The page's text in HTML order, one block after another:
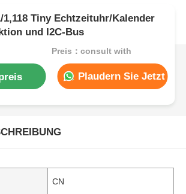
1,118 Tiny Echtzeituhr/Kalender
und I2C-Bus
Preis：consult with
Plaudern Sie Jetzt
CN